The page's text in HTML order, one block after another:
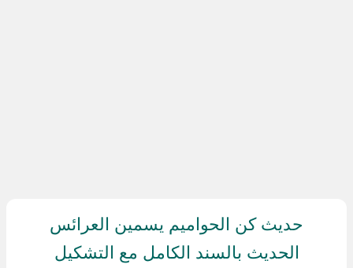
حديث كن الحواميم يسمين العرائس
الحديث بالسند الكامل مع التشكيل